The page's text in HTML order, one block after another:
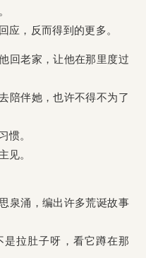
应，反而得到的更多。
回老家，让他在那里度过
陪伴她，也许不得不为了
惯。
见。
泉涌，编出许多荒诞故事
是拉肚子呀，看它蹲在那